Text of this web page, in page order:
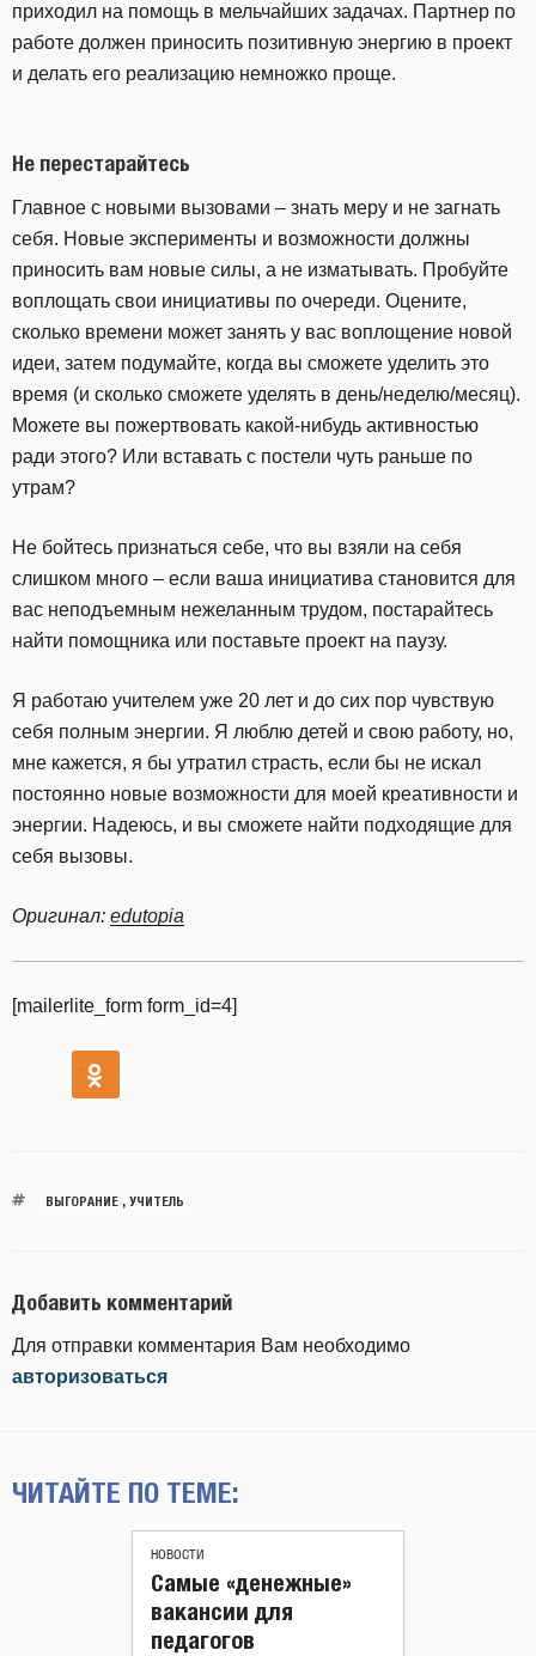
приходил на помощь в мельчайших задачах. Партнер по
работе должен приносить позитивную энергию в проект
и делать его реализацию немножко проще.
Не перестарайтесь
Главное с новыми вызовами – знать меру и не загнать
себя. Новые эксперименты и возможности должны
приносить вам новые силы, а не изматывать. Пробуйте
воплощать свои инициативы по очереди. Оцените,
сколько времени может занять у вас воплощение новой
идеи, затем подумайте, когда вы сможете уделить это
время (и сколько сможете уделять в день/неделю/месяц).
Можете вы пожертвовать какой-нибудь активностью
ради этого? Или вставать с постели чуть раньше по
утрам?
Не бойтесь признаться себе, что вы взяли на себя
слишком много – если ваша инициатива становится для
вас неподъемным нежеланным трудом, постарайтесь
найти помощника или поставьте проект на паузу.
Я работаю учителем уже 20 лет и до сих пор чувствую
себя полным энергии. Я люблю детей и свою работу, но,
мне кажется, я бы утратил страсть, если бы не искал
постоянно новые возможности для моей креативности и
энергии. Надеюсь, и вы сможете найти подходящие для
себя вызовы.
Оригинал: edutopia
[mailerlite_form form_id=4]
ВЫГОРАНИЕ, УЧИТЕЛЬ
Добавить комментарий
Для отправки комментария Вам необходимо
авторизоваться
ЧИТАЙТЕ ПО ТЕМЕ:
НОВОСТИ
Самые «денежные»
вакансии для
педагогов